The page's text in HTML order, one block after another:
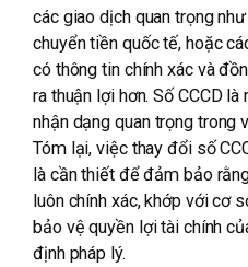
các giao dịch quan trọng
chuyển tiền quốc tế, hoặc
có thông tin chính xác và
ra thuận lợi hơn. Số CCCD
nhận dạng quan trọng trong
Tóm lại, việc thay đổi số
là cần thiết để đảm bảo
luôn chính xác, khớp với cơ
bảo vệ quyền lợi tài chính
định pháp lý.